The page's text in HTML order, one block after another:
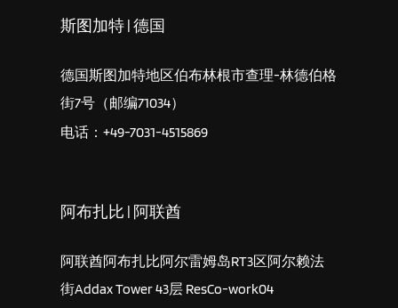
斯图加特 | 德国
德国斯图加特地区伯布林根市查理-林德伯格
街7号（邮编71034）
电话：+49-7031-4515869
阿布扎比 | 阿联酋
阿联酋阿布扎比阿尔雷姆岛RT3区阿尔赖法
街Addax Tower 43层 ResCo-work04